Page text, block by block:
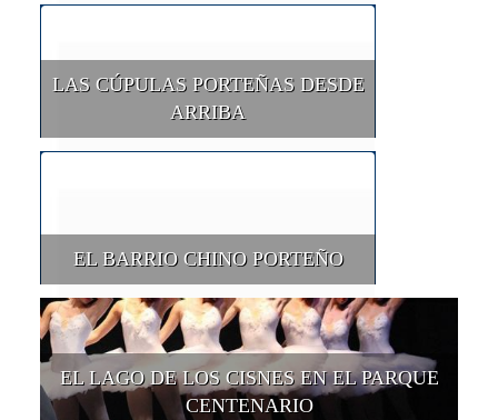
LAS CÚPULAS PORTEÑAS DESDE
ARRIBA
EL BARRIO CHINO PORTEÑO
EL LAGO DE LOS CISNES EN EL PARQUE
CENTENARIO